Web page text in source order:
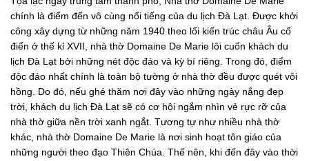
chính là điểm đến vô cùng nổi tiếng của du lịch Đà Lạt. Được khởi
công xây dựng từ những năm 1940 theo lối kiến trúc châu Âu cổ
điển ở thế kỉ XVII, nhà thờ Domaine De Marie lôi cuốn khách du
lịch Đà Lạt bởi những nét độc đáo và kỳ bí riêng. Trong đó, điểm
độc đáo nhất chính là toàn bộ tường ở nhà thờ đều được quét vôi
hồng. Do đó, nếu ghé thăm nơi đây vào những ngày nắng đẹp
trời, khách du lịch Đà Lạt sẽ có cơ hội ngắm nhìn vẻ rực rỡ của
nhà thờ giữa nền trời xanh ngắt. Tương tự như nhiều nhà thờ
khác, nhà thờ Domaine De Marie là nơi sinh hoạt tôn giáo của
những người theo đạo Thiên Chúa. Thế nên, khi đến đây vào thời